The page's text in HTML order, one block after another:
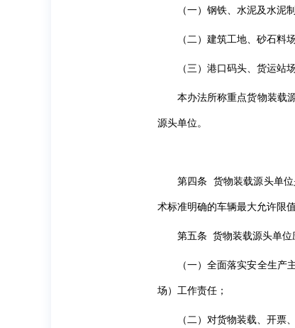
（一）钢铁、水泥及水泥
（二）建筑工地、砂石料
（三）港口码头、货运站
本办法所称重点货物装载
源头单位。
第四条 货物装载源头单
术标准明确的车辆最大允许限
第五条 货物装载源头单位
（一）全面落实安全生产
场）工作责任；
（二）对货物装载、开票